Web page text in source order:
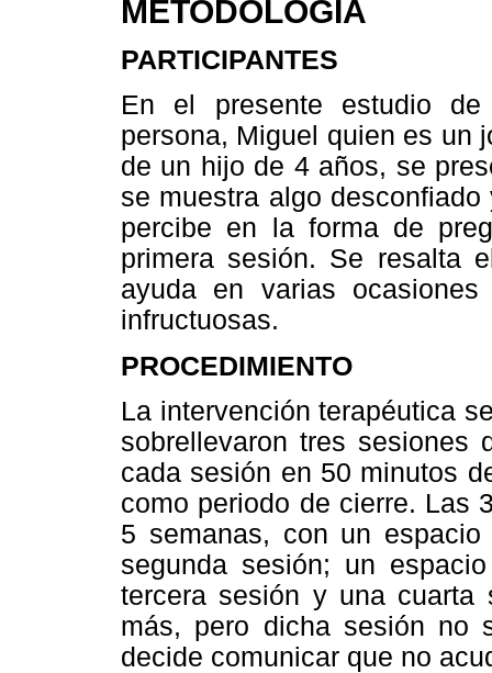
METODOLOGÍA
PARTICIPANTES
En el presente estudio
persona, Miguel quien es un
de un hijo de 4 años, se
se muestra algo
percibe en la forma de
primera sesión. Se resalta
ayuda en varias
infructuosas.
PROCEDIMIENTO
La intervención terapéutica
sobrellevaron tres sesiones
cada sesión en 50 minutos
como periodo de cierre. Las
5 semanas, con un
segunda sesión; un
tercera sesión y una cuarta
más, pero dicha sesión no
decide comunicar que no